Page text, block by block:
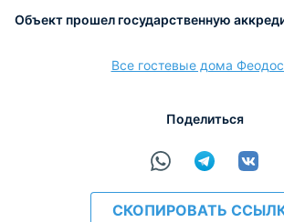
Объект прошел государственную
Все гостевые дома
Поделиться
СКОПИРОВАТЬ